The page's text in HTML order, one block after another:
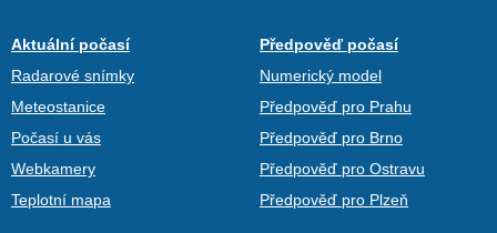
Aktuální počasí
Radarové snímky
Meteostanice
Počasí u vás
Webkamery
Teplotní mapa
Předpověď počasí
Numerický model
Předpověď pro Prahu
Předpověď pro Brno
Předpověď pro Ostravu
Předpověď pro Plzeň